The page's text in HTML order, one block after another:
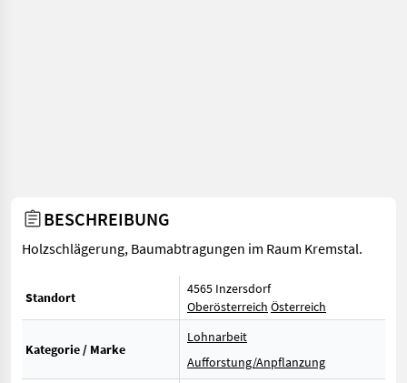
BESCHREIBUNG
Holzschlägerung, Baumabtragungen im Raum Kremstal.
Standort
4565 Inzersdorf
Oberösterreich Österreich
Kategorie / Marke
Lohnarbeit
Aufforstung/Anpflanzung